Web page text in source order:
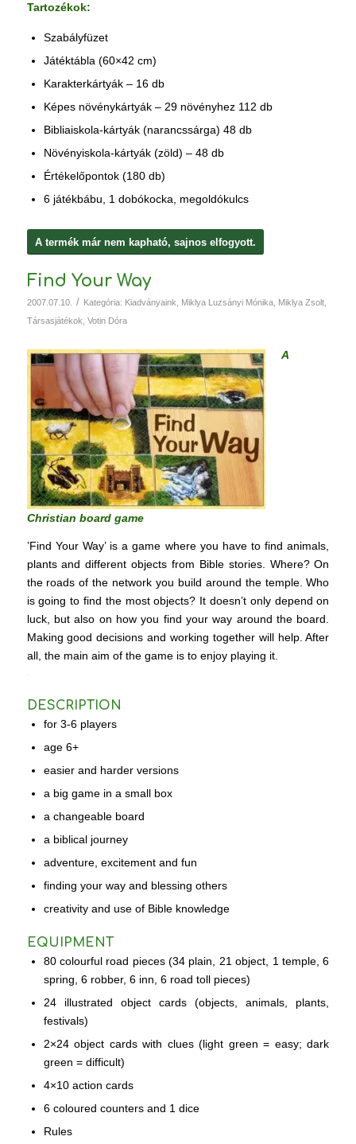
Tartozékok:
Szabályfüzet
Játéktábla (60×42 cm)
Karakterkártyák – 16 db
Képes növénykártyák – 29 növényhez 112 db
Bibliaiskola-kártyák (narancssárga) 48 db
Növényiskola-kártyák (zöld) – 48 db
Értékelőpontok (180 db)
6 játékbábu, 1 dobókocka, megoldókulcs
A termék már nem kapható, sajnos elfogyott.
Find Your Way
2007.07.10. / Kategória: Kiadványaink Miklya Luzsányi Mónika, Miklya Zsolt,
Társasjátékok Votin Dóra
A
Christian board game
’Find Your Way’ is a game where you have to find animals,
plants and different objects from Bible stories. Where? On
the roads of the network you build around the temple. Who
is going to find the most objects? It doesn’t only depend on
luck, but also on how you find your way around the board.
Making good decisions and working together will help. After
all, the main aim of the game is to enjoy playing it.
DESCRIPTION
for 3-6 players
age 6+
easier and harder versions
a big game in a small box
a changeable board
a biblical journey
adventure, excitement and fun
finding your way and blessing others
creativity and use of Bible knowledge
EQUIPMENT
80 colourful road pieces (34 plain, 21 object, 1 temple, 6
spring, 6 robber, 6 inn, 6 road toll pieces)
24 illustrated object cards (objects, animals, plants,
festivals)
2×24 object cards with clues (light green = easy; dark
green = difficult)
4×10 action cards
6 coloured counters and 1 dice
Rules